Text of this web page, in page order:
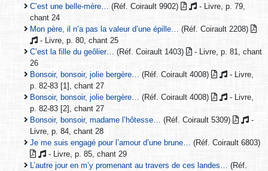
C’est une belle-mère…
(Réf. Coirault 9902)
- Livre, p. 79,
chant 24
Mon père, il n’a pas la valeur d’une épille…
(Réf. Coirault 2208)
- Livre, p. 80, chant 25
C’est la fille du geôlier…
(Réf. Coirault 1403)
- Livre, p. 81, chant
26
Bonsoir, bonsoir, jolie bergère…
(Réf. Coirault 4008)
- Livre,
p. 82-83 [1], chant 27
Bonsoir, bonsoir, jolie bergère…
(Réf. Coirault 4008)
- Livre,
p. 82-83 [2], chant 27
Bonsoir, bonsoir, madame l’hôtesse…
(Réf. Coirault 5309)
-
Livre, p. 84, chant 28
Je me suis engagé pour l’amour d’une brune…
(Réf. Coirault 6803)
- Livre, p. 85, chant 29
L’autre jour en m’y promenant au travers de ces landes…
(Réf.